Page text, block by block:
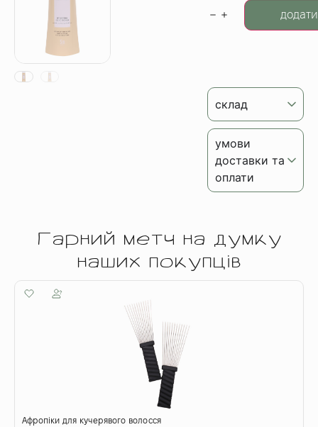
склад
умови
доставки та
оплати
Гарний метч на думку
наших покупців
Афропіки для кучерявого волосся